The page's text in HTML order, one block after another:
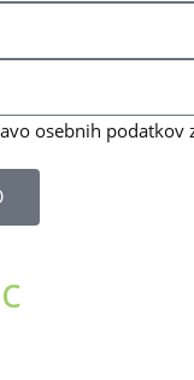
osebnih podatkov